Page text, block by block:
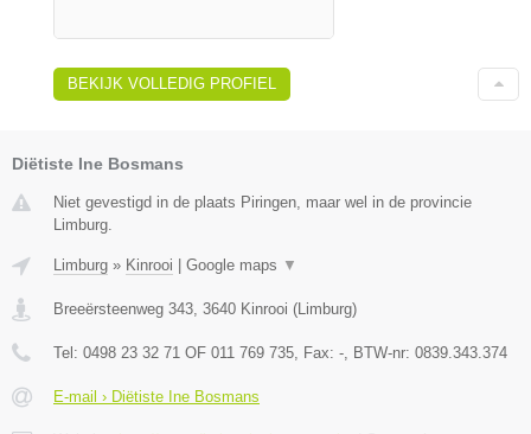
BEKIJK VOLLEDIG PROFIEL
Diëtiste Ine Bosmans
Niet gevestigd in de plaats Piringen, maar wel in de provincie
Limburg.
Limburg » Kinrooi Google maps ▼
Breeërsteenweg 343 3640 Kinrooi ( Limburg)
Tel: 0498 23 32 71 OF 011 769 735 , Fax: - , BTW-nr: 0839.343.374
E-mail › Diëtiste Ine Bosmans